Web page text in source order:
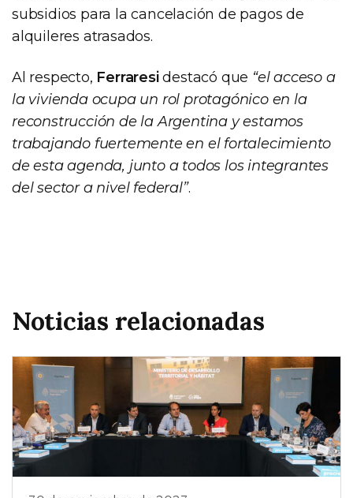
subsidios para la cancelación de pagos de
alquileres atrasados.
Al respecto, Ferraresidestacó que “el acceso a
la vivienda ocupa un rol protagónico en la
reconstrucción de la Argentina y estamos
trabajando fuertemente en el fortalecimiento
de esta agenda, junto a todos los integrantes
del sector a nivel federal”.
Noticias relacionadas